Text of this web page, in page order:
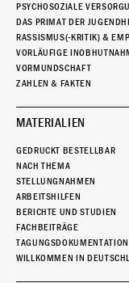
PSYCHOSOZIALE
DAS PRIMAT DER
RASSISMUS(-KRITIK) &
VORLÄUFIGE
VORMUNDSCHAFT
ZAHLEN & FAKTEN
MATERIALIEN
GEDRUCKT BESTELLBAR
NACH THEMA
STELLUNGNAHMEN
ARBEITSHILFEN
BERICHTE UND STUDIEN
FACHBEITRÄGE
WILLKOMMEN IN